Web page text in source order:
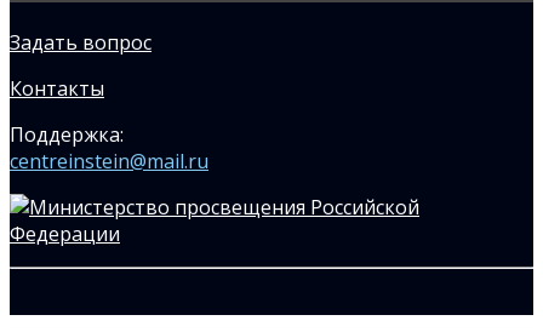
Задать вопрос
Контакты
Поддержка:
centreinstein@mail.ru